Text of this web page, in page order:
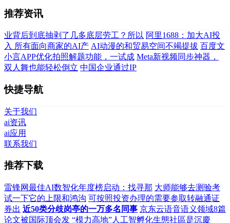
推荐资讯
业背后到底抽剥了几多底层劳工？所以 阿里1688：加大AI投
入 所有面向商家的AI产 AI动漫的和贸易空间不竭提拔 百度文
小言APP优化拍照解题功能，一试成 Meta新视频同步神器，
双人舞也能轻松倒立 中国企业通过IP
快捷导航
关于我们
ai资讯
ai应用
联系我们
推荐下载
雷锋网最佳AI数智化年度榜启动：找寻那 大师能够去测验考
试一下它的上限和鸿沟 可按照投资办理的需要参取转融通证
券出 近50类分歧岗亭的一万多名同事 京东云语音语义领域8篇
论文被国际顶会发 “模力高地”人工智孵化生態社區是沉慶